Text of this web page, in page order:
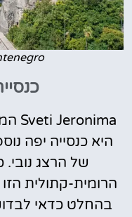
היא כנסייה יפה
של הרצג נובי.
הרומית-קתולית
בהחלט כדאי